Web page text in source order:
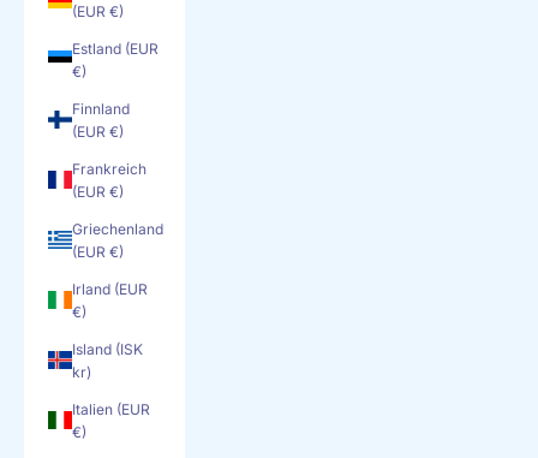
(EUR €)
Estland (EUR
€)
Finnland
(EUR €)
Frankreich
(EUR €)
Griechenland
(EUR €)
Irland (EUR
€)
Island (ISK
kr)
Italien (EUR
€)